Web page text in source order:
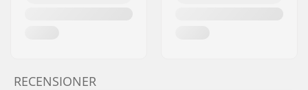
RECENSIONER